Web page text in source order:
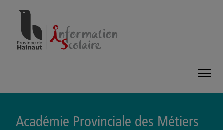
Académie Provinciale des Métiers